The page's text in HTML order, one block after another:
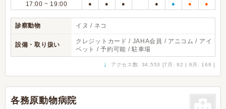
17:00 ~ 19:00 ● ● ● ● ● ● ●
診察動物 イヌ / ネコ
設備・取り扱い
クレジットカード / JAHA会員 / アニコム / アイ
ペット / 予約可能 / 駐車場
↓ アクセス数: 34,553 [7月: 92 | 6月: 166 ]
各務原動物病院